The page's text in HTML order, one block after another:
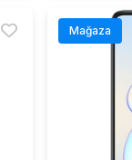
Mağaza